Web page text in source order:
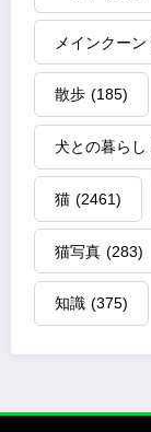
メインクーン
散歩 (185)
犬との暮らし
猫 (2461)
猫写真 (283)
知識 (375)